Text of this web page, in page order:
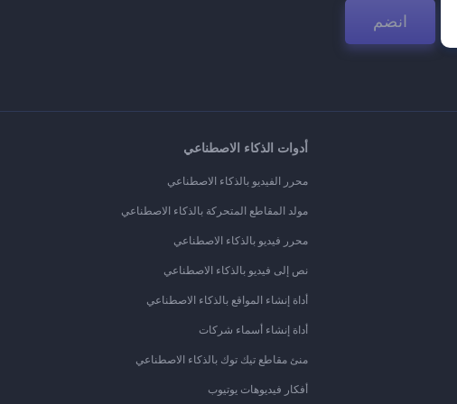
انضم
أدوات الذكاء الاصطناعي
محرر الفيديو بالذكاء الاصطناعي
مولد المقاطع المتحركة بالذكاء الاصطناعي
محرر فيديو بالذكاء الاصطناعي
نص إلى فيديو بالذكاء الاصطناعي
أداة إنشاء المواقع بالذكاء الاصطناعي
أداة إنشاء أسماء شركات
منئ مقاطع تيك توك بالذكاء الاصطناعي
أفكار فيديوهات يوتيوب